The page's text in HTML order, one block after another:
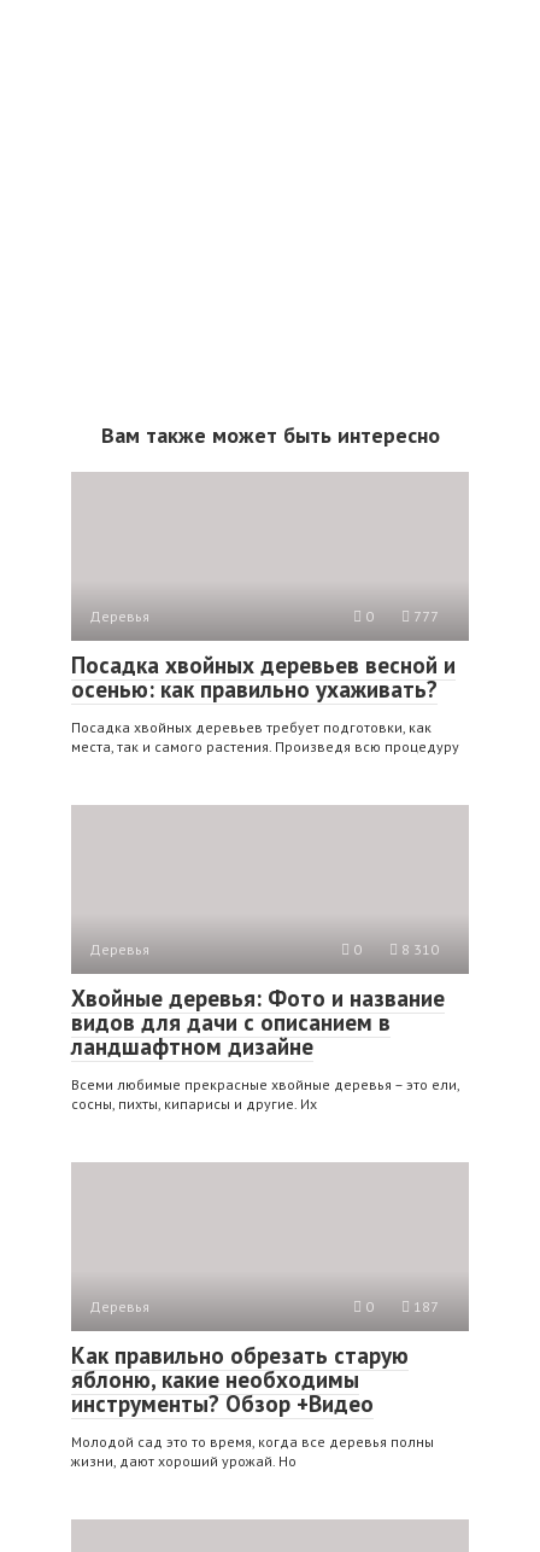
Вам также может быть интересно
Деревья 0 777
Посадка хвойных деревьев весной и
осенью: как правильно ухаживать?
Посадка хвойных деревьев требует подготовки, как
места, так и самого растения. Произведя всю процедуру
Деревья 0 8 310
Хвойные деревья: Фото и название
видов для дачи с описанием в
ландшафтном дизайне
Всеми любимые прекрасные хвойные деревья – это ели,
сосны, пихты, кипарисы и другие. Их
Деревья 0 187
Как правильно обрезать старую
яблоню, какие необходимы
инструменты? Обзор +Видео
Молодой сад это то время, когда все деревья полны
жизни, дают хороший урожай. Но